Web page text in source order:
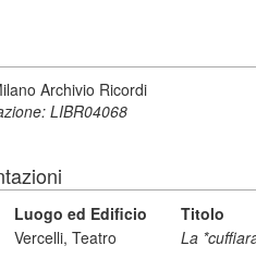
Archivio Ricordi
LIBR04068
Luogo ed Edificio
Titolo
Vercelli, Teatro La